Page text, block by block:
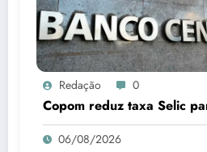
Redação 0
Copom reduz taxa Selic
06/08/2026